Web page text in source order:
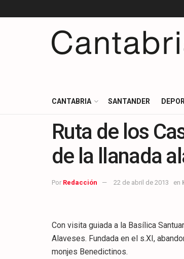
CANTABRIA SANTANDER
Ruta de los
de la llanada
Por Redacción 22 de abril de 2013 en
Con visita guiada a la Basílica
Alaveses. Fundada en el s.XI,
monjes Benedictinos.